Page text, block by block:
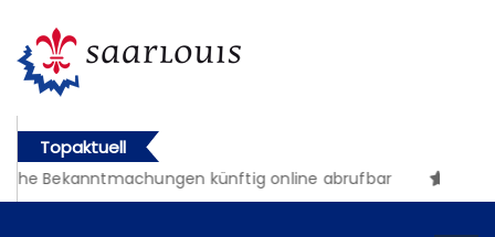
Topaktuell
Bekanntmachungen künftig online abrufbar